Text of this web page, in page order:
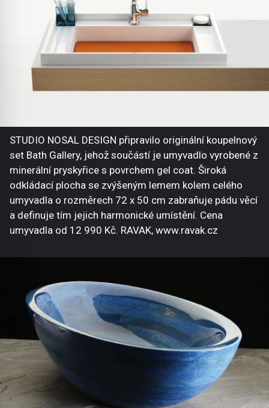
STUDIO NOSAL DESIGN připravilo originální koupelnový
set Bath Gallery, jehož součástí je umyvadlo vyrobené z
minerální pryskyřice s povrchem gel coat. Široká
odkládací plocha se zvýšeným lemem kolem celého
umyvadla o rozměrech 72 x 50 cm zabraňuje pádu věcí
a definuje tím jejich harmonické umístění. Cena
umyvadla od 12 990 Kč. RAVAK, www.ravak.cz